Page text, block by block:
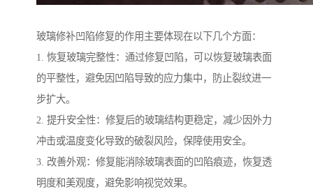
玻璃修补凹陷修复的作用主要体现在以下几个方面：
1. 恢复玻璃完整性：通过修复凹陷，可以恢复玻璃表面
的平整性，避免因凹陷导致的应力集中，防止裂纹进一
步扩大。
2. 提升安全性：修复后的玻璃结构更稳定，减少因外力
冲击或温度变化导致的破裂风险，保障使用安全。
3. 改善外观：修复能消除玻璃表面的凹陷痕迹，恢复透
明度和美观度，避免影响视觉效果。